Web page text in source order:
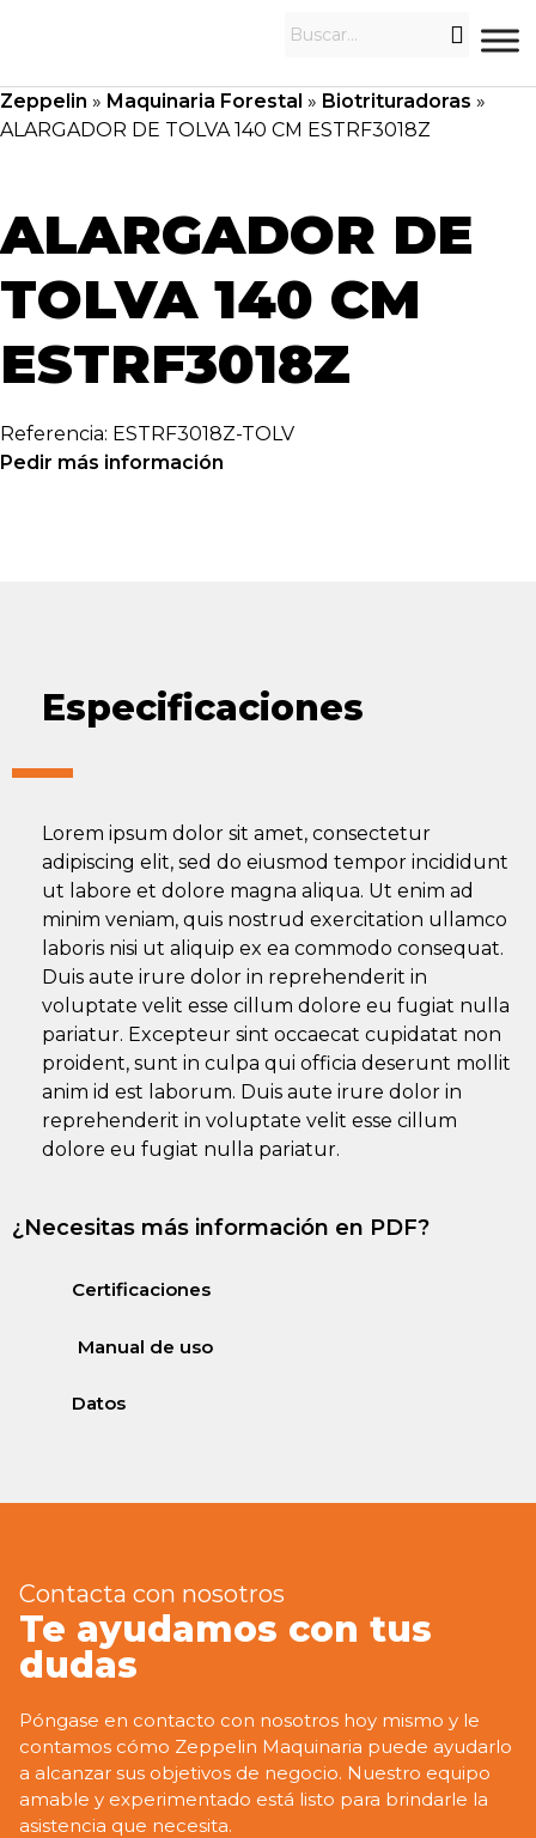
Zeppelin » Maquinaria Forestal » Biotrituradoras »
ALARGADOR DE TOLVA 140 CM ESTRF3018Z
ALARGADOR DE
TOLVA 140 CM
ESTRF3018Z
Referencia: ESTRF3018Z-TOLV
Pedir más información
Especificaciones
Lorem ipsum dolor sit amet, consectetur
adipiscing elit, sed do eiusmod tempor incididunt
ut labore et dolore magna aliqua. Ut enim ad
minim veniam, quis nostrud exercitation ullamco
laboris nisi ut aliquip ex ea commodo consequat.
Duis aute irure dolor in reprehenderit in
voluptate velit esse cillum dolore eu fugiat nulla
pariatur. Excepteur sint occaecat cupidatat non
proident, sunt in culpa qui officia deserunt mollit
anim id est laborum. Duis aute irure dolor in
reprehenderit in voluptate velit esse cillum
dolore eu fugiat nulla pariatur.
¿Necesitas más información en PDF?
Certificaciones
Manual de uso
Datos
Contacta con nosotros
Te ayudamos con tus
dudas
Póngase en contacto con nosotros hoy mismo y le
contamos cómo Zeppelin Maquinaria puede ayudarlo
a alcanzar sus objetivos de negocio. Nuestro equipo
amable y experimentado está listo para brindarle la
asistencia que necesita.